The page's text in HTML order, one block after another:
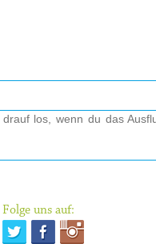
los, wenn du das
Folge uns auf: